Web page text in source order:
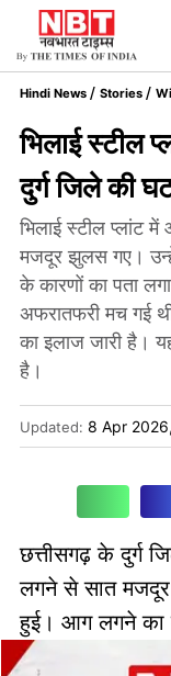
Hindi News Stories
भिलाई स्टील
दुर्ग जिले की
भिलाई स्टील
मजदूर झुलस गए।
के कारणों का पता
अफरातफरी मच गई
का इलाज जारी है।
है।
Updated: 8 Apr
छत्तीसगढ़ के दुर्ग
लगने से सात
हुई। आग लगने का